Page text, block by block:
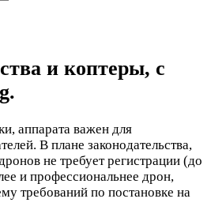
и коптеры, с
аппарата важен для
В плане законодательства,
не требует регистрации (до
и профессиональнее дрон,
требований по постановке на